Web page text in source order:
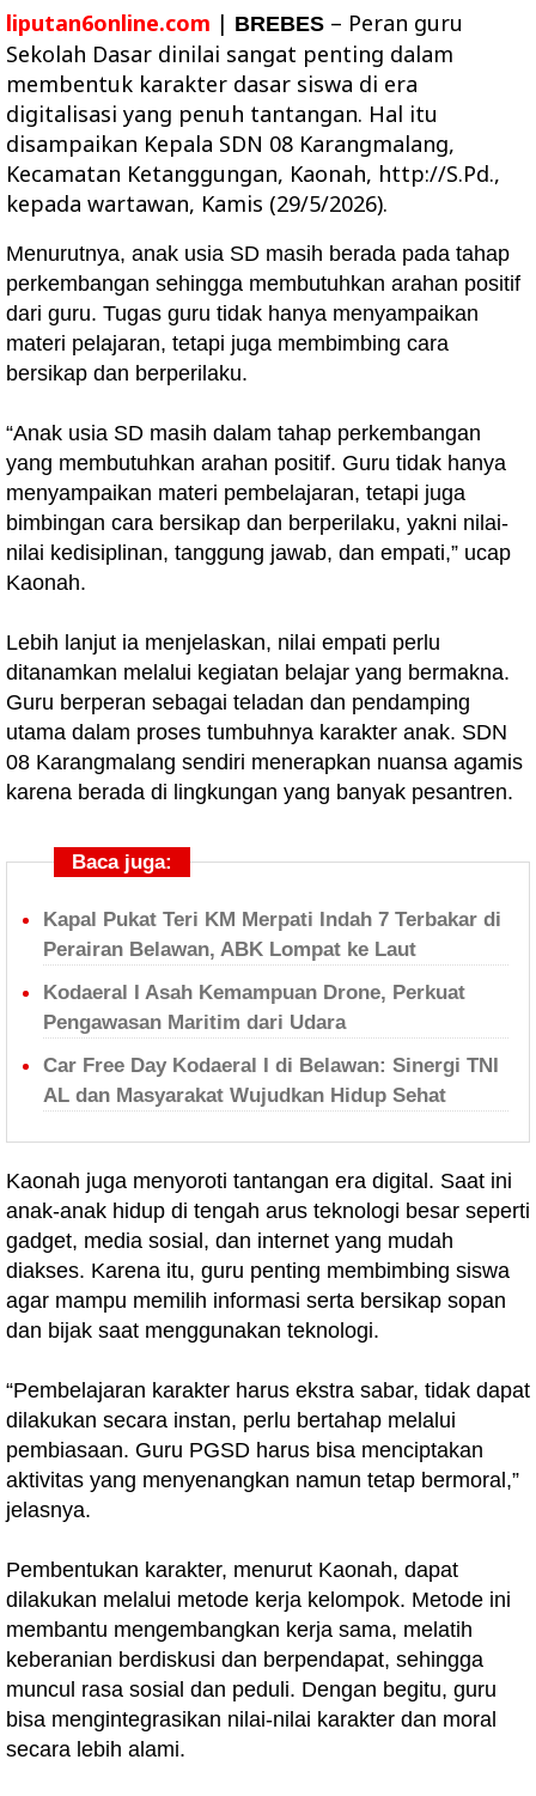
liputan6online.com | BREBES – Peran guru
Sekolah Dasar dinilai sangat penting dalam
membentuk karakter dasar siswa di era
digitalisasi yang penuh tantangan. Hal itu
disampaikan Kepala SDN 08 Karangmalang,
Kecamatan Ketanggungan, Kaonah, http://S.Pd.,
kepada wartawan, Kamis (29/5/2026).
Menurutnya, anak usia SD masih berada pada tahap
perkembangan sehingga membutuhkan arahan positif
dari guru. Tugas guru tidak hanya menyampaikan
materi pelajaran, tetapi juga membimbing cara
bersikap dan berperilaku.
“Anak usia SD masih dalam tahap perkembangan
yang membutuhkan arahan positif. Guru tidak hanya
menyampaikan materi pembelajaran, tetapi juga
bimbingan cara bersikap dan berperilaku, yakni nilai-
nilai kedisiplinan, tanggung jawab, dan empati,” ucap
Kaonah.
Lebih lanjut ia menjelaskan, nilai empati perlu
ditanamkan melalui kegiatan belajar yang bermakna.
Guru berperan sebagai teladan dan pendamping
utama dalam proses tumbuhnya karakter anak. SDN
08 Karangmalang sendiri menerapkan nuansa agamis
karena berada di lingkungan yang banyak pesantren.
Baca juga:
Kapal Pukat Teri KM Merpati Indah 7 Terbakar di
Perairan Belawan, ABK Lompat ke Laut
Kodaeral I Asah Kemampuan Drone, Perkuat
Pengawasan Maritim dari Udara
Car Free Day Kodaeral I di Belawan: Sinergi TNI
AL dan Masyarakat Wujudkan Hidup Sehat
Kaonah juga menyoroti tantangan era digital. Saat ini
anak-anak hidup di tengah arus teknologi besar seperti
gadget, media sosial, dan internet yang mudah
diakses. Karena itu, guru penting membimbing siswa
agar mampu memilih informasi serta bersikap sopan
dan bijak saat menggunakan teknologi.
“Pembelajaran karakter harus ekstra sabar, tidak dapat
dilakukan secara instan, perlu bertahap melalui
pembiasaan. Guru PGSD harus bisa menciptakan
aktivitas yang menyenangkan namun tetap bermoral,”
jelasnya.
Pembentukan karakter, menurut Kaonah, dapat
dilakukan melalui metode kerja kelompok. Metode ini
membantu mengembangkan kerja sama, melatih
keberanian berdiskusi dan berpendapat, sehingga
muncul rasa sosial dan peduli. Dengan begitu, guru
bisa mengintegrasikan nilai-nilai karakter dan moral
secara lebih alami.